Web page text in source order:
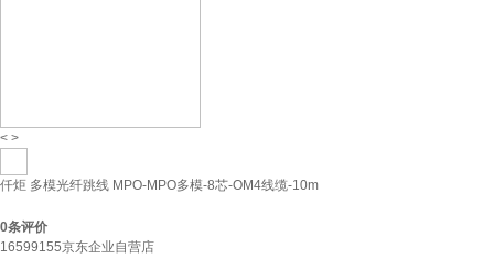
< >
仟炬 多模光纤跳线 MPO-MPO多模-8芯-OM4线缆-10m
0条评价
16599155京东企业自营店